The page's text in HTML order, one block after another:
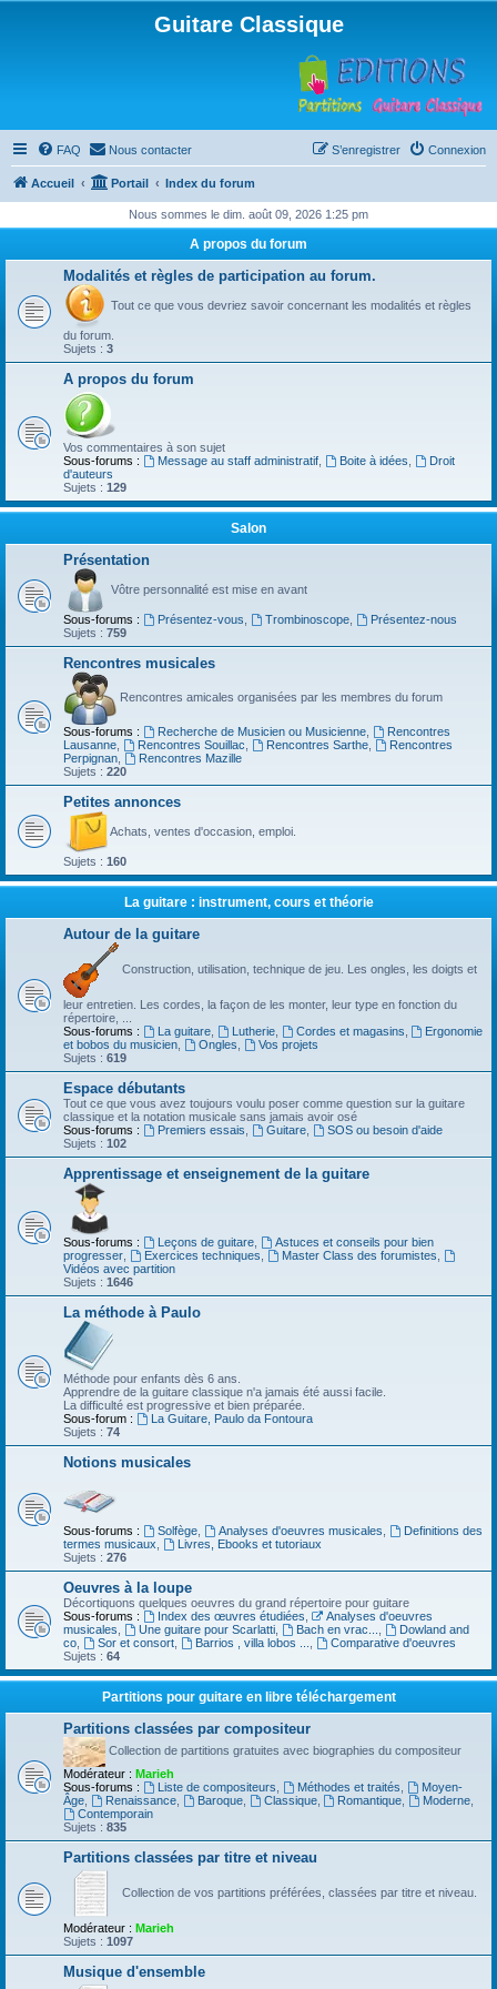
Guitare Classique
FAQ Nous contacter Connexion
S’enregistrer
Accueil Portail Index du forum
Nous sommes le dim. août 09, 2026 1:25 pm
A propos du forum
Modalités et règles de participation au forum.
Tout ce que vous devriez savoir concernant les modalités et règles
du forum.
Sujets : 3
A propos du forum
Vos commentaires à son sujet
Sous-forums :
Message au staff administratif, Boite à idées
Droit
d'auteurs
Sujets : 129
Salon
Présentation
Vôtre personnalité est mise en avant
Sous-forums : Présentez-vous Trombinoscope,
Présentez-nous
Sujets : 759
Rencontres musicales
Rencontres amicales organisées par les membres du forum
Sous-forums : Recherche de Musicien ou Musicienne,
Rencontres
Lausanne
Rencontres Souillac Rencontres Sarthe,
Rencontres
Perpignan
Rencontres Mazille
Sujets : 220
Petites annonces
Achats, ventes d'occasion, emploi.
Sujets : 160
La guitare : instrument, cours et théorie
Autour de la guitare
Construction, utilisation, technique de jeu. Les ongles, les doigts et
leur entretien. Les cordes, la façon de les monter, leur type en fonction du
répertoire, ...
Sous-forums :
La guitare, Lutherie, Cordes et magasins
Ergonomie
et bobos du musicien
Ongles
Vos projets
Sujets : 619
Espace débutants
Tout ce que vous avez toujours voulu poser comme question sur la guitare
classique et la notation musicale sans jamais avoir osé
Sous-forums :
Premiers essais Guitare,
SOS ou besoin d'aide
Sujets : 102
Apprentissage et enseignement de la guitare
Sous-forums : Leçons de guitare,
Astuces et conseils pour bien
progresser
Exercices techniques Master Class des forumistes
Vidéos avec partition
Sujets : 1646
La méthode à Paulo
Méthode pour enfants dès 6 ans.
Apprendre de la guitare classique n'a jamais été aussi facile.
La difficulté est progressive et bien préparée.
Sous-forum :
La Guitare, Paulo da Fontoura
Sujets : 74
Notions musicales
Sous-forums : Solfège, Analyses d'oeuvres musicales
Definitions des
termes musicaux
Livres, Ebooks et tutoriaux
Sujets : 276
Oeuvres à la loupe
Décortiquons quelques oeuvres du grand répertoire pour guitare
Sous-forums :
Index des œuvres étudiées
Analyses d'oeuvres
musicales
Une guitare pour Scarlatti, Bach en vrac...
Dowland and
co
Sor et consort, Barrios , villa lobos ...
Comparative d'oeuvres
Sujets : 64
Partitions pour guitare en libre téléchargement
Partitions classées par compositeur
Collection de partitions gratuites avec biographies du compositeur
Modérateur : Marieh
Sous-forums :
Liste de compositeurs Méthodes et traités
Moyen-
Âge
Renaissance, Baroque, Classique, Romantique Moderne
Contemporain
Sujets : 835
Partitions classées par titre et niveau
Collection de vos partitions préférées, classées par titre et niveau.
Modérateur : Marieh
Sujets : 1097
Musique d'ensemble